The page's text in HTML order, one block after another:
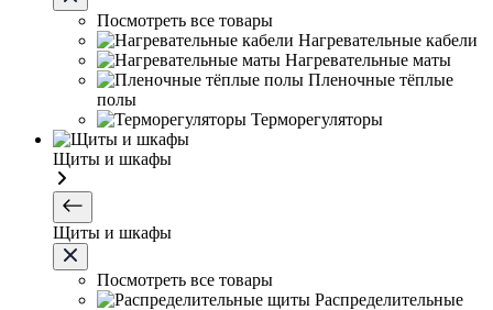
Посмотреть все товары
Нагревательные кабели
Нагревательные маты
Пленочные тёплые
полы
Терморегуляторы
Щиты и шкафы
Щиты и шкафы
Посмотреть все товары
Распределительные